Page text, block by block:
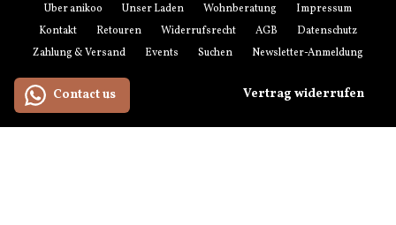
Über anikoo Unser Laden Wohnberatung
Impressum
Kontakt
Retouren Widerrufsrecht AGB
Datenschutz
Zahlung & Versand
Events Suchen Newsletter-Anmeldung
Vertrag widerrufen
Contact us